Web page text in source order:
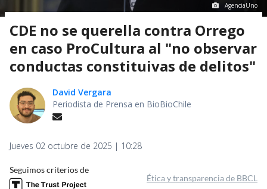
AgenciaUno
CDE no se querella contra Orrego
en caso ProCultura al "no observar
conductas constituivas de delitos"
David Vergara
Periodista de Prensa en BioBioChile
Jueves 02 octubre de 2025 | 10:28
Seguimos criterios de
Ética y transparencia de BBCL